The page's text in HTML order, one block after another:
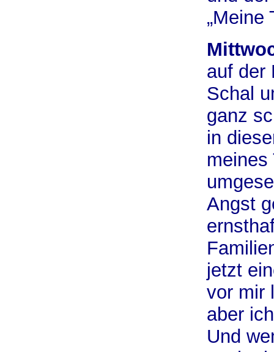
„Meine
auf der
Schal
ganz
in
meines
Angst
jetzt
vor mir
aber
Und